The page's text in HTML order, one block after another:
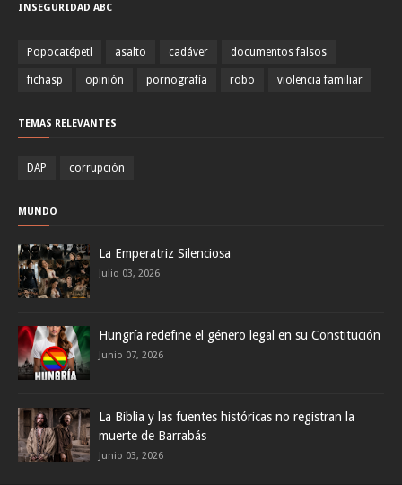
INSEGURIDAD ABC
Popocatépetl asalto cadáver documentos falsos
fichasp opinión pornografía robo violencia familiar
TEMAS RELEVANTES
DAP corrupción
MUNDO
La Emperatriz Silenciosa
Julio 03, 2026
Hungría redefine el género legal en su Constitución
Junio 07, 2026
La Biblia y las fuentes históricas no registran la
muerte de Barrabás
Junio 03, 2026